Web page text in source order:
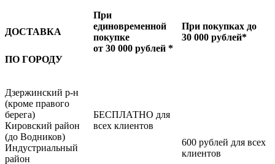
ДОСТАВКА
При
единовременной
покупке
от 30 000 рублей *
При покупках до
30 000 рублей*
ПО ГОРОДУ
Дзержинский р-н
(кроме правого
берега)
Кировский район
(до Водников)
Индустриальный
район
БЕСПЛАТНО для
всех клиентов
600 рублей для всех
клиентов